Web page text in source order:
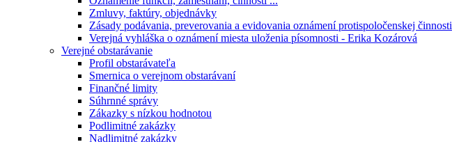
Zmluvy, faktúry, objednávky
Zásady podávania, preverovania a evidovania oznámení protispoločenskej činnosti
Verejná vyhláška o oznámení miesta uloženia písomnosti - Erika Kozárová
Verejné obstarávanie
Profil obstarávateľa
Smernica o verejnom obstarávaní
Finančné limity
Súhrnné správy
Zákazky s nízkou hodnotou
Podlimitné zakázky
Nadlimitné zakázky